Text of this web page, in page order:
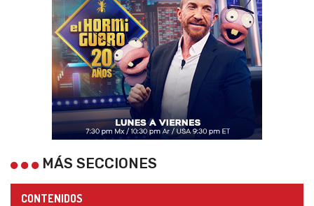
MÁS SECCIONES
CONTENIDOS